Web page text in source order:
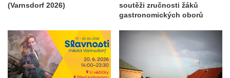
(Varnsdorf 2026)
soutěži zručnosti žáků
gastronomických oborů